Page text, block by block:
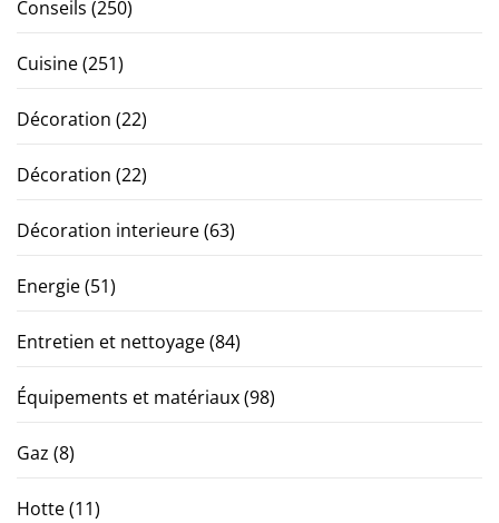
Conseils (250)
Cuisine(251)
Décoration (22)
Décoration (22)
Décoration interieure(63)
Energie(51)
Entretien et nettoyage(84)
Équipements et matériaux(98)
Gaz (8)
Hotte(11)